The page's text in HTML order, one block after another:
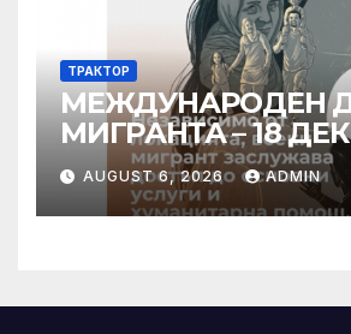
ТРАКТОР
МЕЖДУНАРОДЕН
МИГРАНТА – 18
AUGUST 6, 2026 ADMIN